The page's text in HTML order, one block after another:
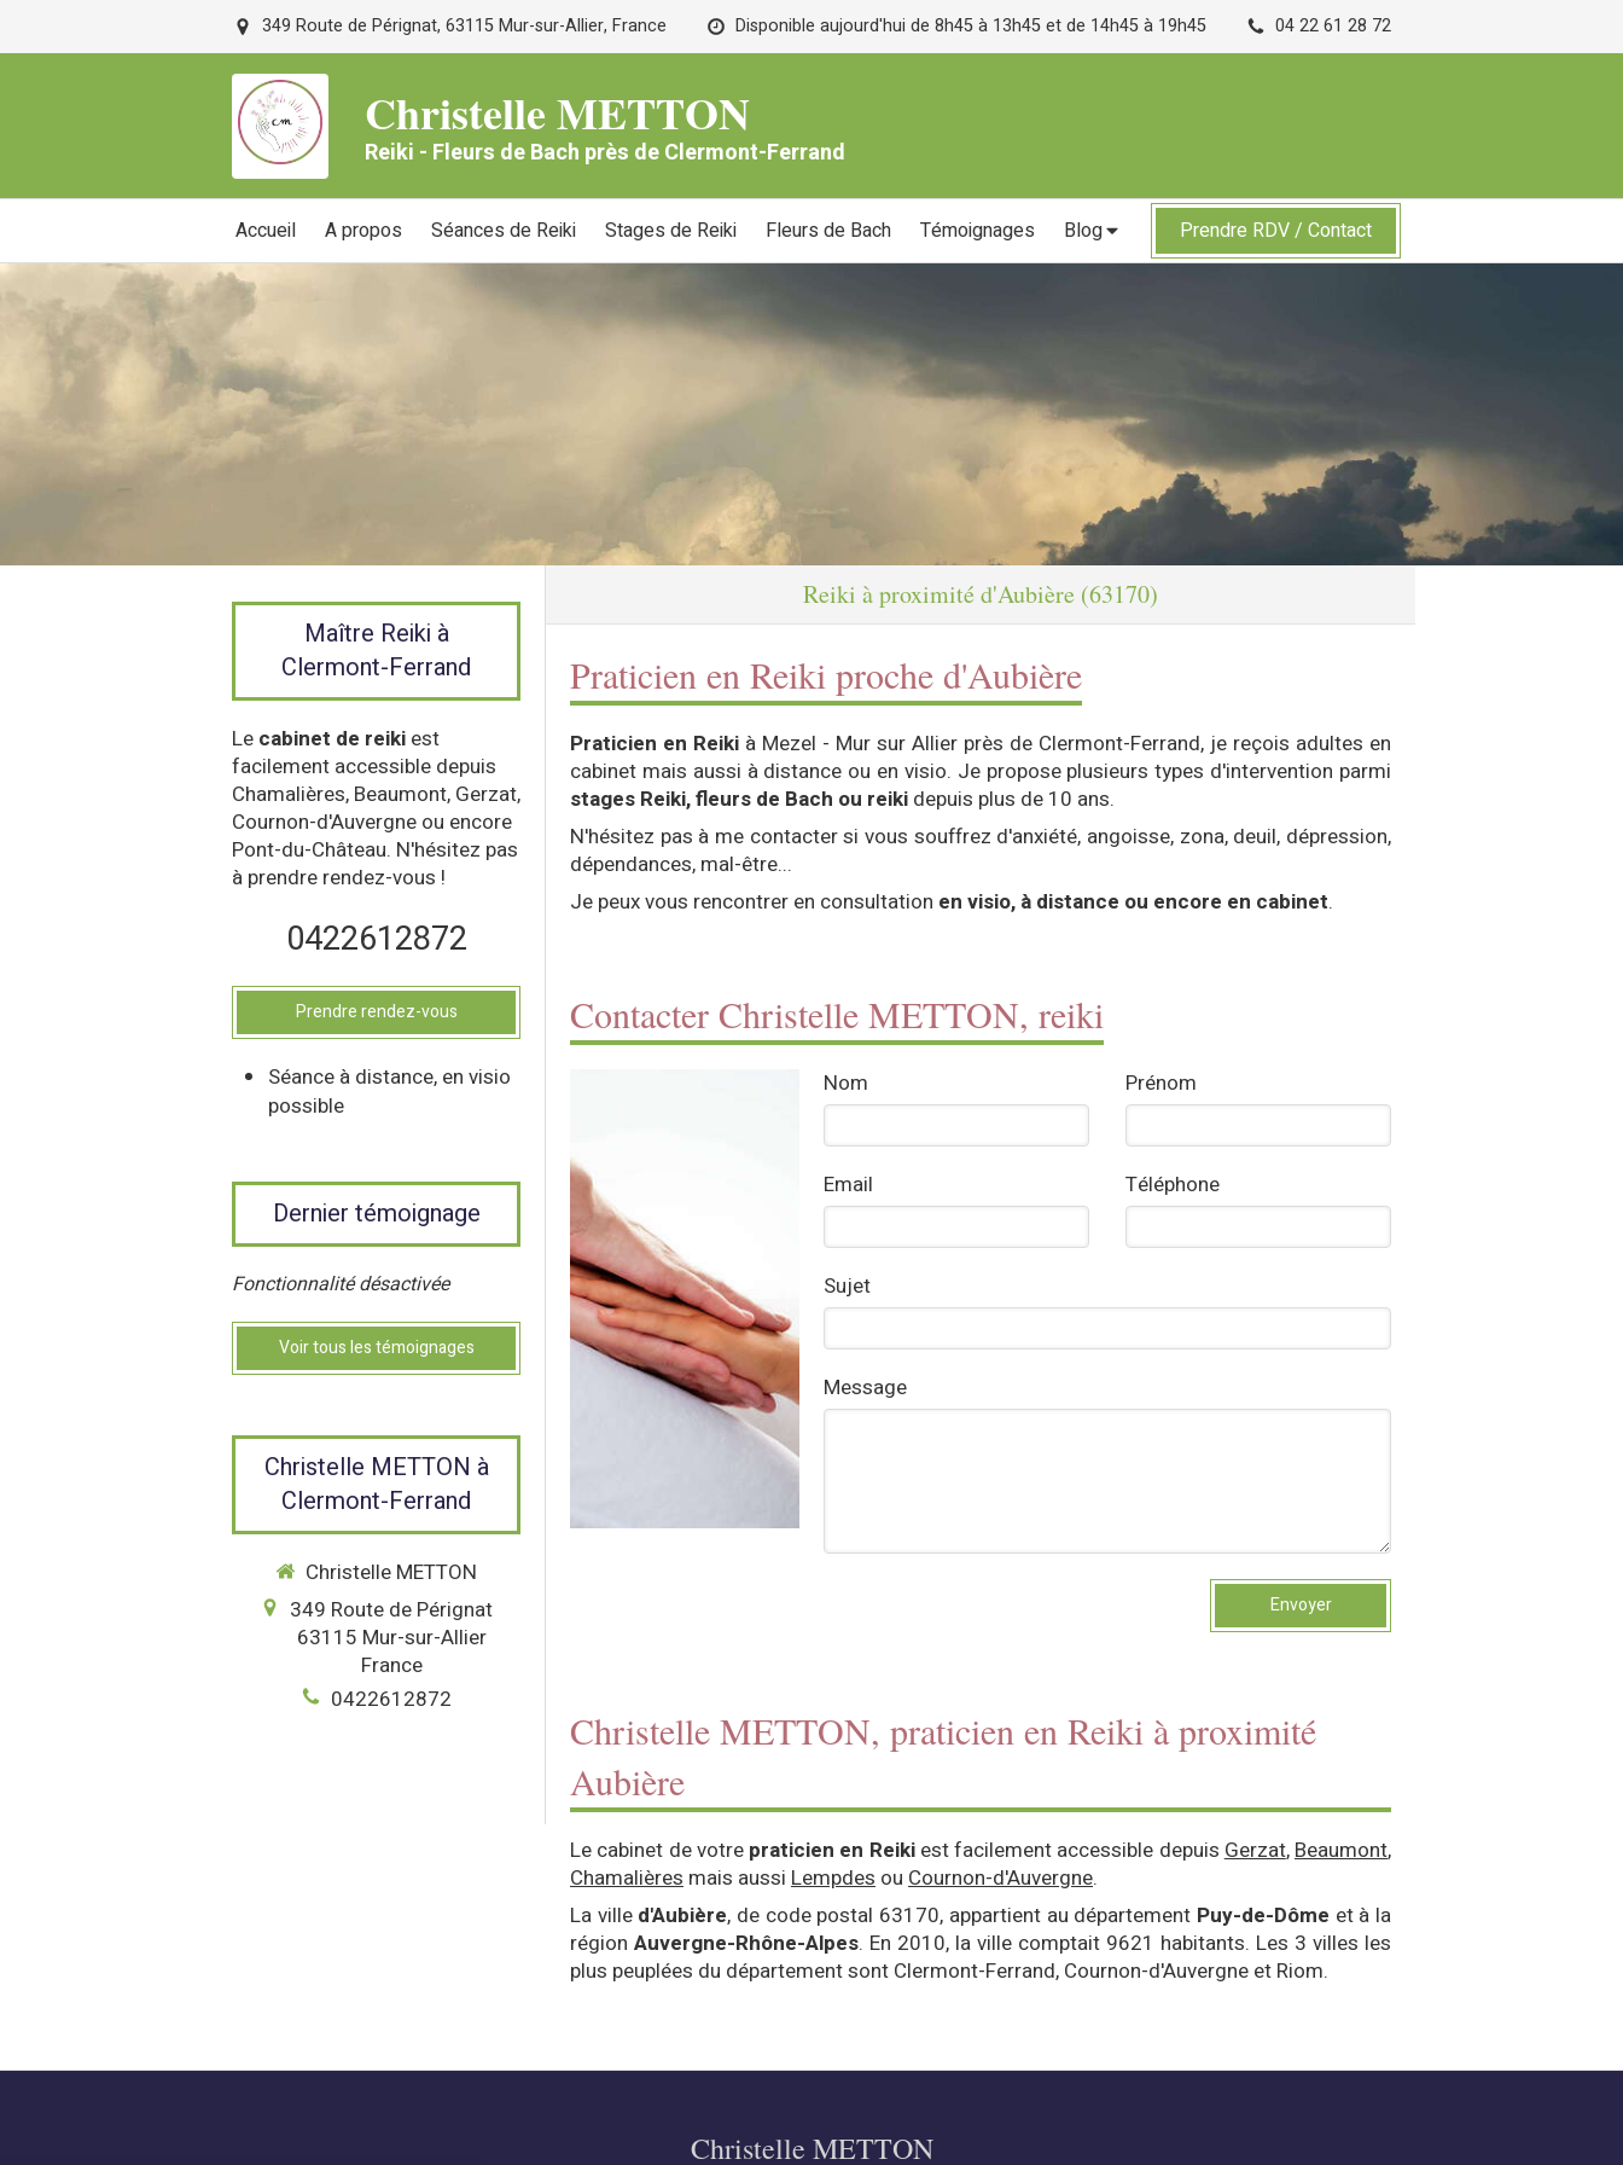
349 Route de Pérignat, 63115 Mur-sur-Allier, France Disponible aujourd'hui de 8h45 à 13h45 et de 14h45 à 19h45 04 22 61 28 72
Christelle METTON
Reiki - Fleurs de Bach près de Clermont-Ferrand
Accueil A propos Séances de Reiki Stages de Reiki Fleurs de Bach Témoignages Blog Prendre RDV / Contact
Reiki à proximité d'Aubière (63170)
Praticien en Reiki proche d'Aubière
Praticien en Reiki à Mezel - Mur sur Allier près de Clermont-Ferrand, je reçois adultes en
cabinet mais aussi à distance ou en visio. Je propose plusieurs types d'intervention parmi
stages Reiki, fleurs de Bach ou reiki depuis plus de 10 ans.
N'hésitez pas à me contacter si vous souffrez d'anxiété, angoisse, zona, deuil, dépression,
dépendances, mal-être...
Je peux vous rencontrer en consultation en visio, à distance ou encore en cabinet.
Contacter Christelle METTON, reiki
Nom Prénom
Email Téléphone
Sujet
Message
Envoyer
Christelle METTON, praticien en Reiki à proximité
Aubière
Le cabinet de votre praticien en Reikiest facilement accessible depuisGerzat,Beaumont,
Chamalières mais aussi Lempdes ou Cournon-d'Auvergne.
La villed'Aubière, de code postal 63170, appartient au département Puy-de-Dôme et à la
région Auvergne-Rhône-Alpes. En 2010, la ville comptait 9621 habitants. Les 3 villes les
plus peuplées du département sont Clermont-Ferrand, Cournon-d'Auvergne et Riom.
Maître Reiki à
Clermont-Ferrand
Le cabinet de reiki est
facilement accessible depuis
Chamalières, Beaumont, Gerzat,
Cournon-d'Auvergne ou encore
Pont-du-Château. N'hésitez pas
à prendre rendez-vous !
0422612872
Prendre rendez-vous
Séance à distance, en visio
possible
Dernier témoignage
Fonctionnalité désactivée
Voir tous les témoignages
Christelle METTON à
Clermont-Ferrand
Christelle METTON
349 Route de Pérignat
63115 Mur-sur-Allier
France
0422612872
Christelle METTON